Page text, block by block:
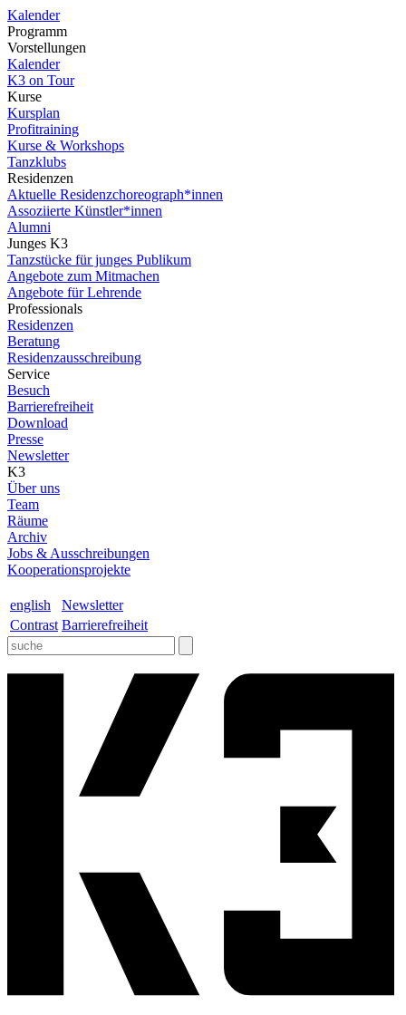
Kalender
Programm
Vorstellungen
Kalender
K3 on Tour
Kurse
Kursplan
Profitraining
Kurse & Workshops
Tanzklubs
Residenzen
Aktuelle Residenzchoreograph*innen
Assoziierte Künstler*innen
Alumni
Junges K3
Tanzstücke für junges Publikum
Angebote zum Mitmachen
Angebote für Lehrende
Professionals
Residenzen
Beratung
Residenzausschreibung
Service
Besuch
Barrierefreiheit
Download
Presse
Newsletter
K3
Über uns
Team
Räume
Archiv
Jobs & Ausschreibungen
Kooperationsprojekte
english
Newsletter
Contrast Barrierefreiheit